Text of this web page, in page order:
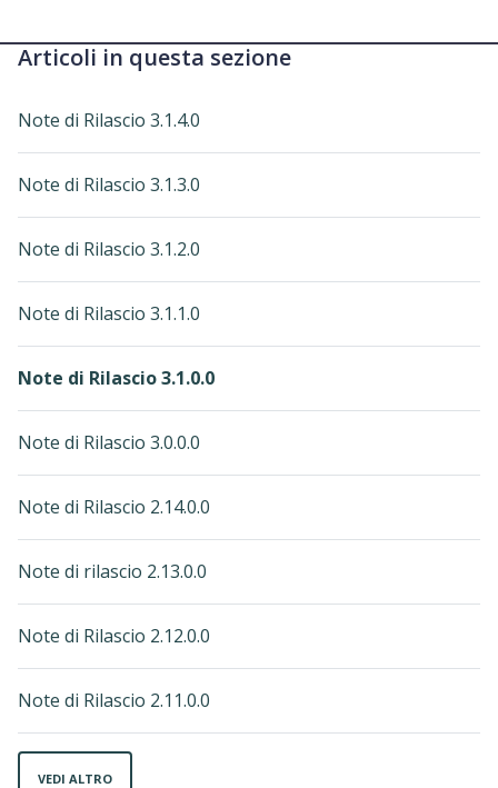
Articoli in questa sezione
Note di Rilascio 3.1.4.0
Note di Rilascio 3.1.3.0
Note di Rilascio 3.1.2.0
Note di Rilascio 3.1.1.0
Note di Rilascio 3.1.0.0
Note di Rilascio 3.0.0.0
Note di Rilascio 2.14.0.0
Note di rilascio 2.13.0.0
Note di Rilascio 2.12.0.0
Note di Rilascio 2.11.0.0
VEDI ALTRO